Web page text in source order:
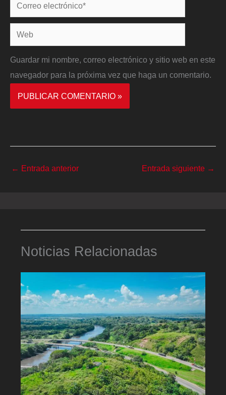
electrónico*
Web
Guardar mi nombre, correo electrónico y sitio web en este
navegador para la próxima vez que haga un comentario.
← Entrada anterior Entrada siguiente →
Noticias Relacionadas